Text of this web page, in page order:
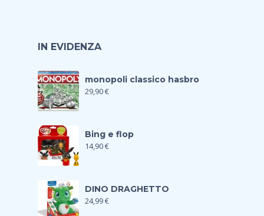
IN EVIDENZA
monopoli classico hasbro
29,90€
Bing e flop
14,90€
DINO DRAGHETTO
24,99€